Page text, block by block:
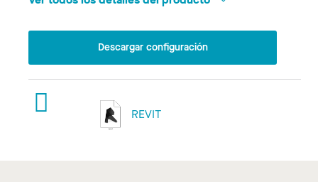
Descargar configuración
REVIT